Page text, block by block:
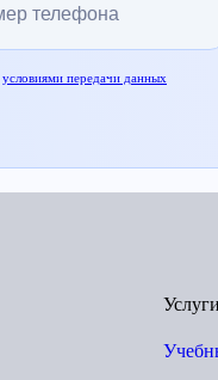
условиями передачи данных